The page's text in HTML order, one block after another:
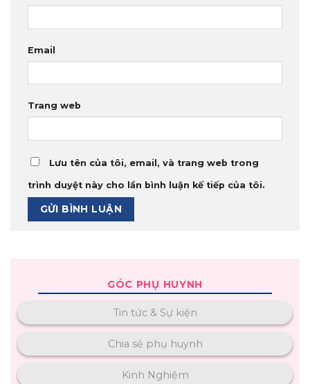
Email
Trang web
Lưu tên của tôi, email, và trang web trong
trình duyệt này cho lần bình luận kế tiếp của tôi.
GÓC PHỤ HUYNH
Tin tức & Sự kiện
Chia sẻ phụ huynh
Kinh Nghiệm